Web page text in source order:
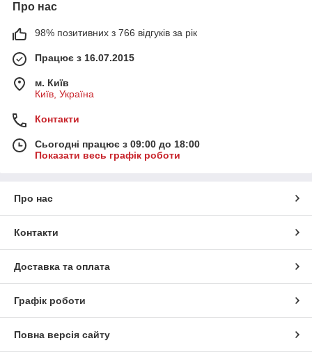
Про нас
98% позитивних з 766 відгуків за рік
Працює з 16.07.2015
м. Київ
Київ, Україна
Контакти
Сьогодні працює з 09:00 до 18:00
Показати весь графік роботи
Про нас
Контакти
Доставка та оплата
Графік роботи
Повна версія сайту